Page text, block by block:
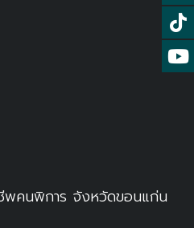
คนพิการ จังหวัดขอนแก่น